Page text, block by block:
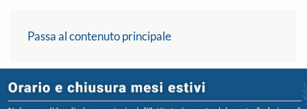
Passa al contenuto principale